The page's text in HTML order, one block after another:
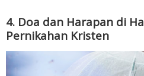
4. Doa dan Harapan di
Pernikahan Kristen